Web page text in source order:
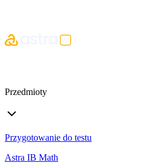
Przedmioty
Przygotowanie do testu
Astra IB Math